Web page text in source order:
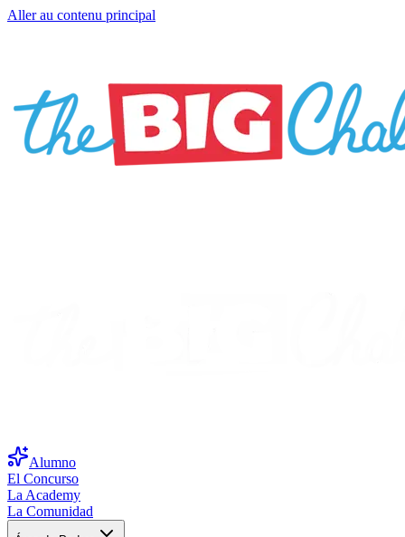
Aller au contenu principal
Alumno
El Concurso
La Academy
La Comunidad